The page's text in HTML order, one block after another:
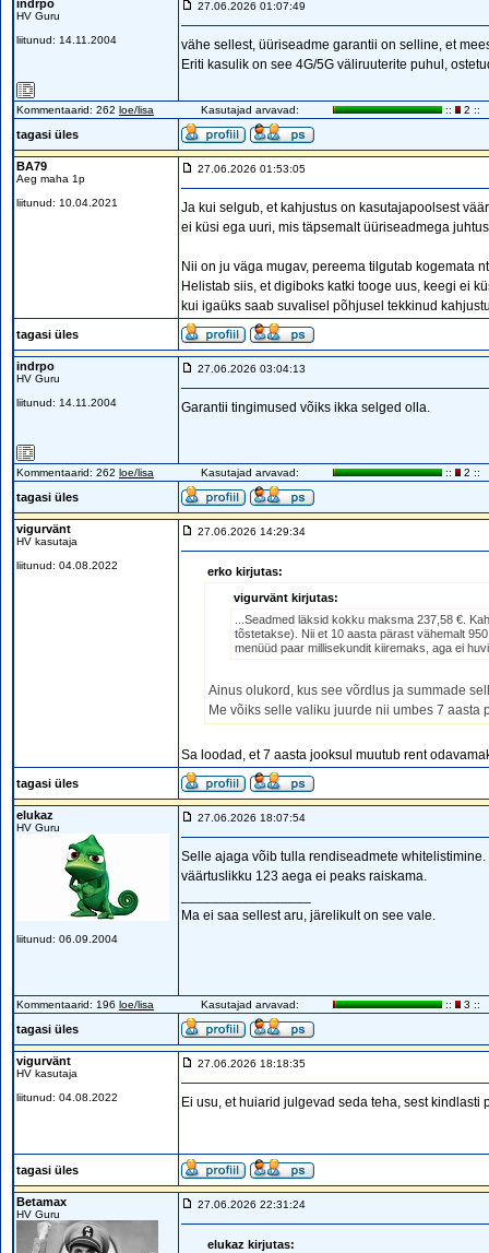
indrpo
HV Guru
liitunud: 14.11.2004
27.06.2026 01:07:49
vähe sellest, üüriseadme garantii on selline, et
Eriti kasulik on see 4G/5G väliruuterite puhul,
Kommentaarid: 262 loe/lisa Kasutajad arvavad: :: 2 ::
tagasi üles
BA79
Aeg maha 1p
liitunud: 10.04.2021
27.06.2026 01:53:05
Ja kui selgub, et kahjustus on kasutajapoolsest
ei küsi ega uuri, mis täpsemalt üüriseadmega
Nii on ju väga mugav, pereema tilgutab kogemata
Helistab siis, et digiboks katki tooge uus, keegi ei
kui igaüks saab suvalisel põhjusel tekkinud
tagasi üles
indrpo
HV Guru
liitunud: 14.11.2004
27.06.2026 03:04:13
Garantii tingimused võiks ikka selged olla.
Kommentaarid: 262 loe/lisa Kasutajad arvavad: :: 2 ::
tagasi üles
vigurvänt
HV kasutaja
liitunud: 04.08.2022
27.06.2026 14:29:34
erko kirjutas:
vigurvänt kirjutas:
...Seadmed läksid kokku maksma 237,58 €.
tõstetakse). Nii et 10 aasta pärast vähemalt
menüüd paar millisekundit kiiremaks, aga ei
Ainus olukord, kus see võrdlus ja summade
Me võiks selle valiku juurde nii umbes 7
Sa loodad, et 7 aasta jooksul muutub rent
tagasi üles
elukaz
HV Guru
liitunud: 06.09.2004
27.06.2026 18:07:54
Selle ajaga võib tulla rendiseadmete
väärtuslikku 123 aega ei peaks raiskama.
Ma ei saa sellest aru, järelikult on see vale.
Kommentaarid: 196 loe/lisa Kasutajad arvavad: :: 3 ::
tagasi üles
vigurvänt
HV kasutaja
liitunud: 04.08.2022
27.06.2026 18:18:35
Ei usu, et huiarid julgevad seda teha, sest
tagasi üles
Betamax
HV Guru
27.06.2026 22:31:24
elukaz kirjutas: